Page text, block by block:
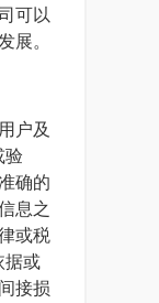
可以
展。
户及
验
确的
息之
或税
据或
接损